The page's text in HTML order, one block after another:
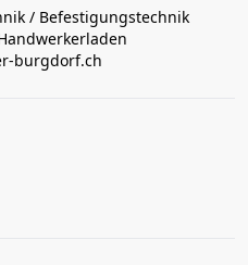
/ Befestigungstechnik
burgdorf.ch